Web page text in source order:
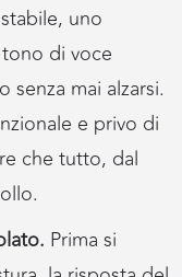
uno
di voce
senza mai alzarsi.
e privo di
che tutto, dal
Prima si